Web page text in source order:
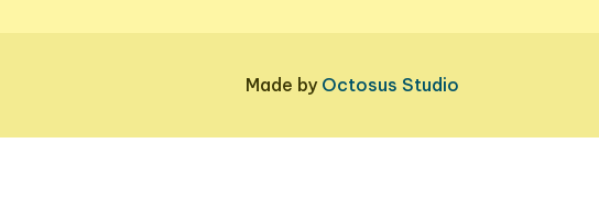
Made by Octosus Studio